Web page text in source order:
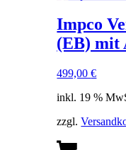
Impco
(EB) mit
499,00€
inkl. 19 %
zzgl.